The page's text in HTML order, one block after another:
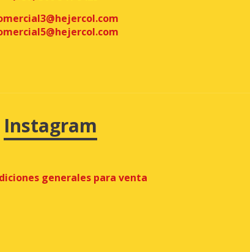
Instagram
generales para venta